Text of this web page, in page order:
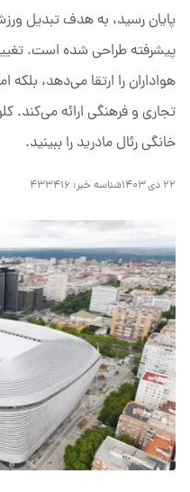
پایان رسید، به هدف تبدیل
پیشرفته طراحی شده است.
هواداران را ارتقا می‌دهد،
تجاری و فرهنگی ارائه می‌کند.
خانگی رئال مادرید را ببینید.
۲۲ دی ۱۴۰۳ شناسه خبر: ۴۳۳۴۱۶